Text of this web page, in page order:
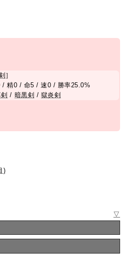
］
精0 / 命5 / 速0 / 勝率25.0%
/ 暗黒剣 / 獄炎剣
)
▽